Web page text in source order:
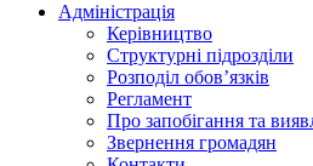
Адміністрація
Керівництво
Структурні підрозділи
Розподіл обов’язків
Регламент
Про запобігання та
Звернення громадян